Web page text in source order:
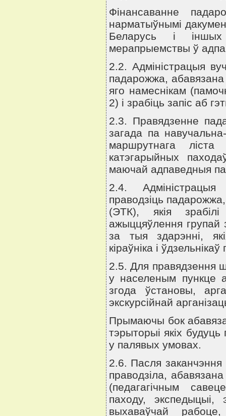
Фiнансаванне
нарматыўнымi
Беларусь i iншых
мерапрыемствы ў
2.2. Адмiнiстрацыя
падарожжа,
яго намеснiкам
2) i зрабiць запiс аб
2.3. Правядзенне
загада па
маршрутнага лiста
катэгарыйных
маючай адпаведныя
2.4. Адмiнiстрацыя
праводзiць
(ЭТК), якiя зрабiлi
ажыццяўлення групай
за тыя здарэннi,
кiраўнiка i
2.5. Для правядзення
у населеным пункце
згода ўстановы,
экскурсiйнай
Прымаючы бок
тэрыторыi якiх будуць
у палявых умовах.
2.6. Пасля
праводзiла,
(педагагiчным
паходу, экспедыцыi,
выхаваўчай